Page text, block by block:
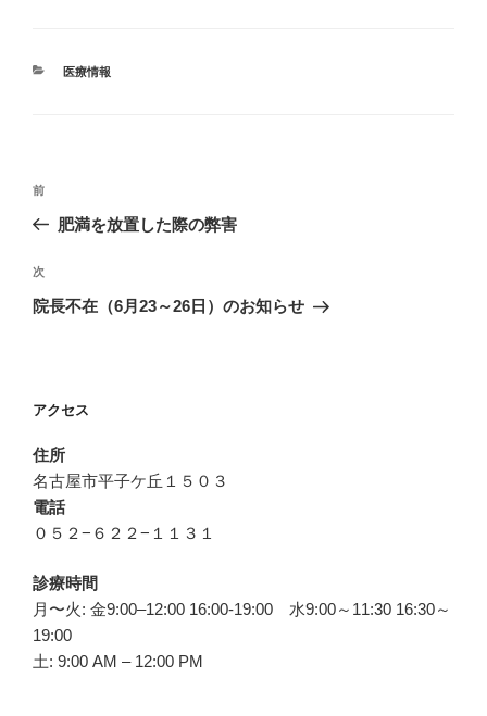
カ
医療情報
投
ビ
ゲ
ン
過
去
投
稿
前
肥満を放置した際の弊害
次
の
次
院長不在（6月23～26日）のお知らせ
アクセス
住所
名古屋市平子ケ丘１５０３
電話
０５２−６２２−１１３１
診療時間
月〜火: 金9:00–12:00 16:00-19:00 水9:00～11:30 16:30～
19:00
土: 9:00 AM – 12:00 PM